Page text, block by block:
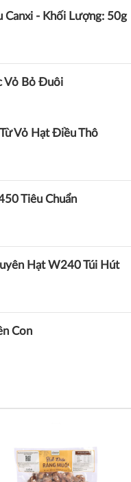
Canxi - Khối Lượng: 50g
Vỏ Bỏ Đuôi
Vỏ Hạt Điều Thô
Tiêu Chuẩn
Hạt W240 Túi Hút
Con